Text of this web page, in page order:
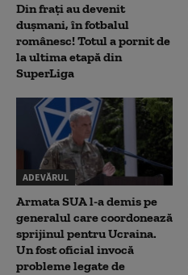
Din frați au devenit
dușmani, în fotbalul
românesc! Totul a pornit de
la ultima etapă din
SuperLiga
ADEVĂRUL
Armata SUA l-a demis pe
generalul care coordonează
sprijinul pentru Ucraina.
Un fost oficial invocă
probleme legate de